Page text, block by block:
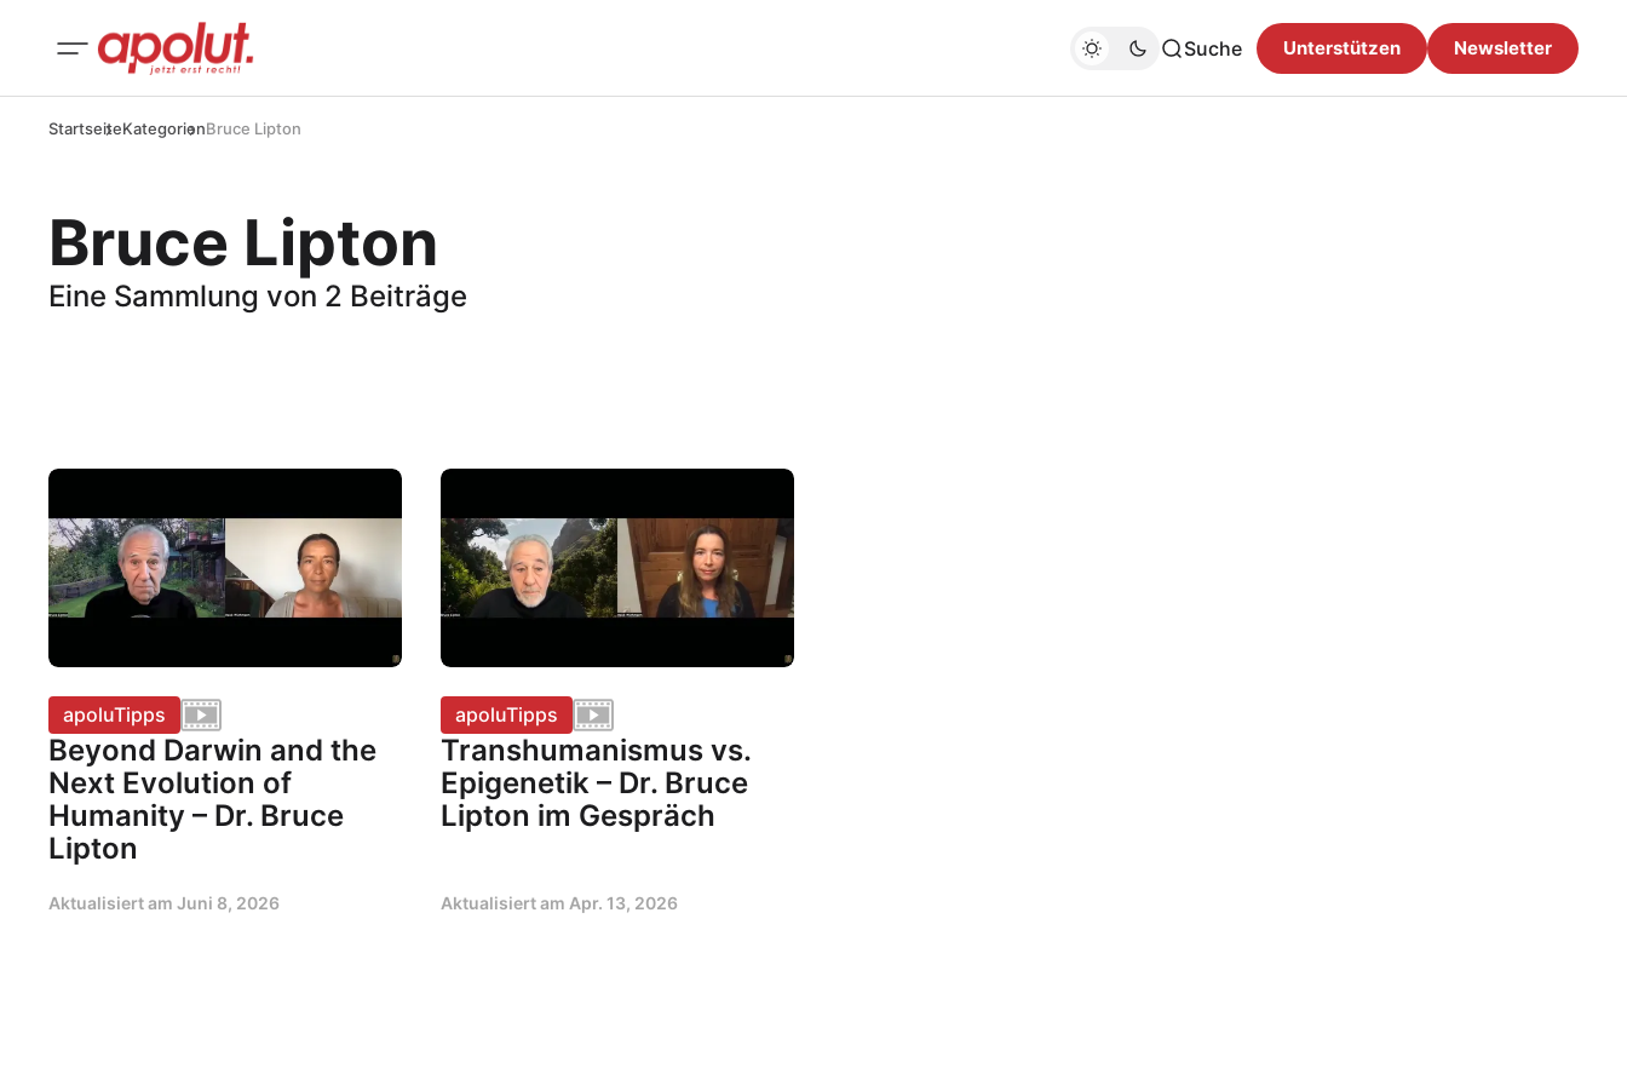
Suche Unterstützen Newsletter
StartseiteKategorienBruce Lipton
Bruce Lipton
Eine Sammlung von 2 Beiträge
apoluTipps
Beyond Darwin and the
Next Evolution of
Humanity – Dr. Bruce
Lipton
Aktualisiert am Juni 8, 2026
apoluTipps
Transhumanismus vs.
Epigenetik – Dr. Bruce
Lipton im Gespräch
Aktualisiert am Apr. 13, 2026